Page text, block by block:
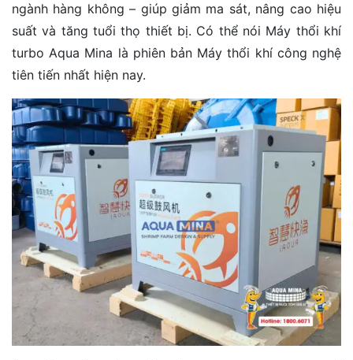
ngành hàng không – giúp giảm ma sát, nâng cao hiệu
suất và tăng tuổi thọ thiết bị. Có thể nói Máy thổi khí
turbo Aqua Mina là phiên bản Máy thổi khí công nghệ
tiên tiến nhất hiện nay.